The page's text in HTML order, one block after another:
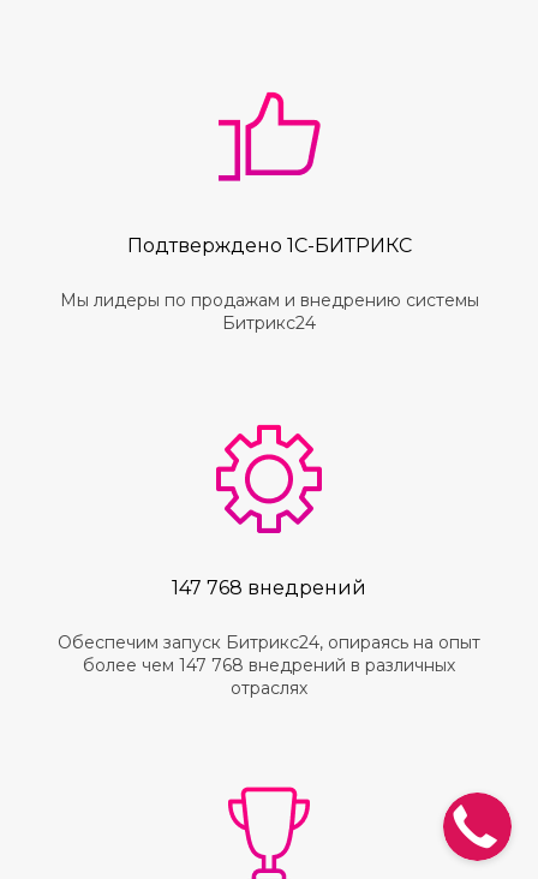
Подтверждено 1C-БИТРИКС
Мы лидеры по продажам и внедрению системы
Битрикс24
147 768 внедрений
Обеспечим запуск Битрикс24, опираясь на опыт
более чем 147 768 внедрений в различных
отраслях